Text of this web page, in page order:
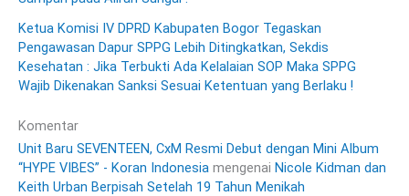
Ketua Komisi IV DPRD Kabupaten Bogor Tegaskan
Pengawasan Dapur SPPG Lebih Ditingkatkan, Sekdis
Kesehatan : Jika Terbukti Ada Kelalaian SOP Maka SPPG
Wajib Dikenakan Sanksi Sesuai Ketentuan yang Berlaku !
Komentar
Unit Baru SEVENTEEN, CxM Resmi Debut dengan Mini Album
“HYPE VIBES” - Koran Indonesia mengenai Nicole Kidman dan
Keith Urban Berpisah Setelah 19 Tahun Menikah